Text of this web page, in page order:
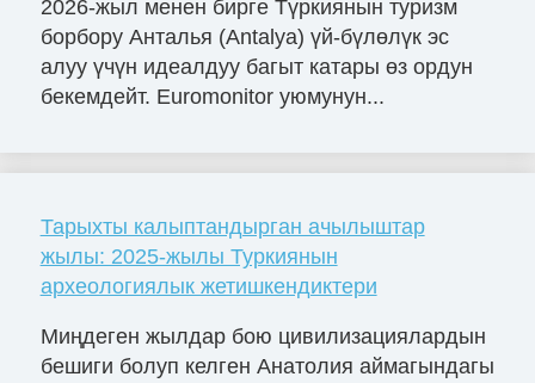
2026-жыл менен бирге Түркиянын туризм
борбору Анталья (Antalya) үй-бүлөлүк эс
алуу үчүн идеалдуу багыт катары өз ордун
бекемдейт. Euromonitor уюмунун...
Тарыхты калыптандырган ачылыштар
жылы: 2025-жылы Туркиянын
археологиялык жетишкендиктери
Миңдеген жылдар бою цивилизациялардын
бешиги болуп келген Анатолия аймагындагы